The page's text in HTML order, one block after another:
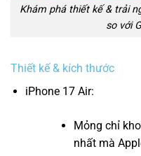
Khám phá thiết kế & trải
so với
Thiết kế & kích thước
iPhone 17 Air:
Mỏng chỉ
nhất mà